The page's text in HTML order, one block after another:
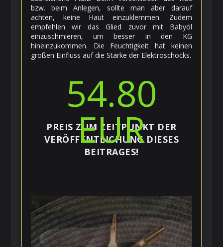
bzw. beim Anlegen, sollte man aber darauf
achten, keine Haut einzuklemmen. Zudem
empfehlen wir das Glied zuvor mit Babyöl
einzuschmieren, um besser in den KG
hineinzukommen. Die Feuchtigkeit hat keinen
großen Einfluss auf die Stärke der Elektroschocks.
54.80
EUR
PREIS ZUM ZEITPUNKT DER
VERÖFFENTLICHUNG DIESES
BEITRAGES!